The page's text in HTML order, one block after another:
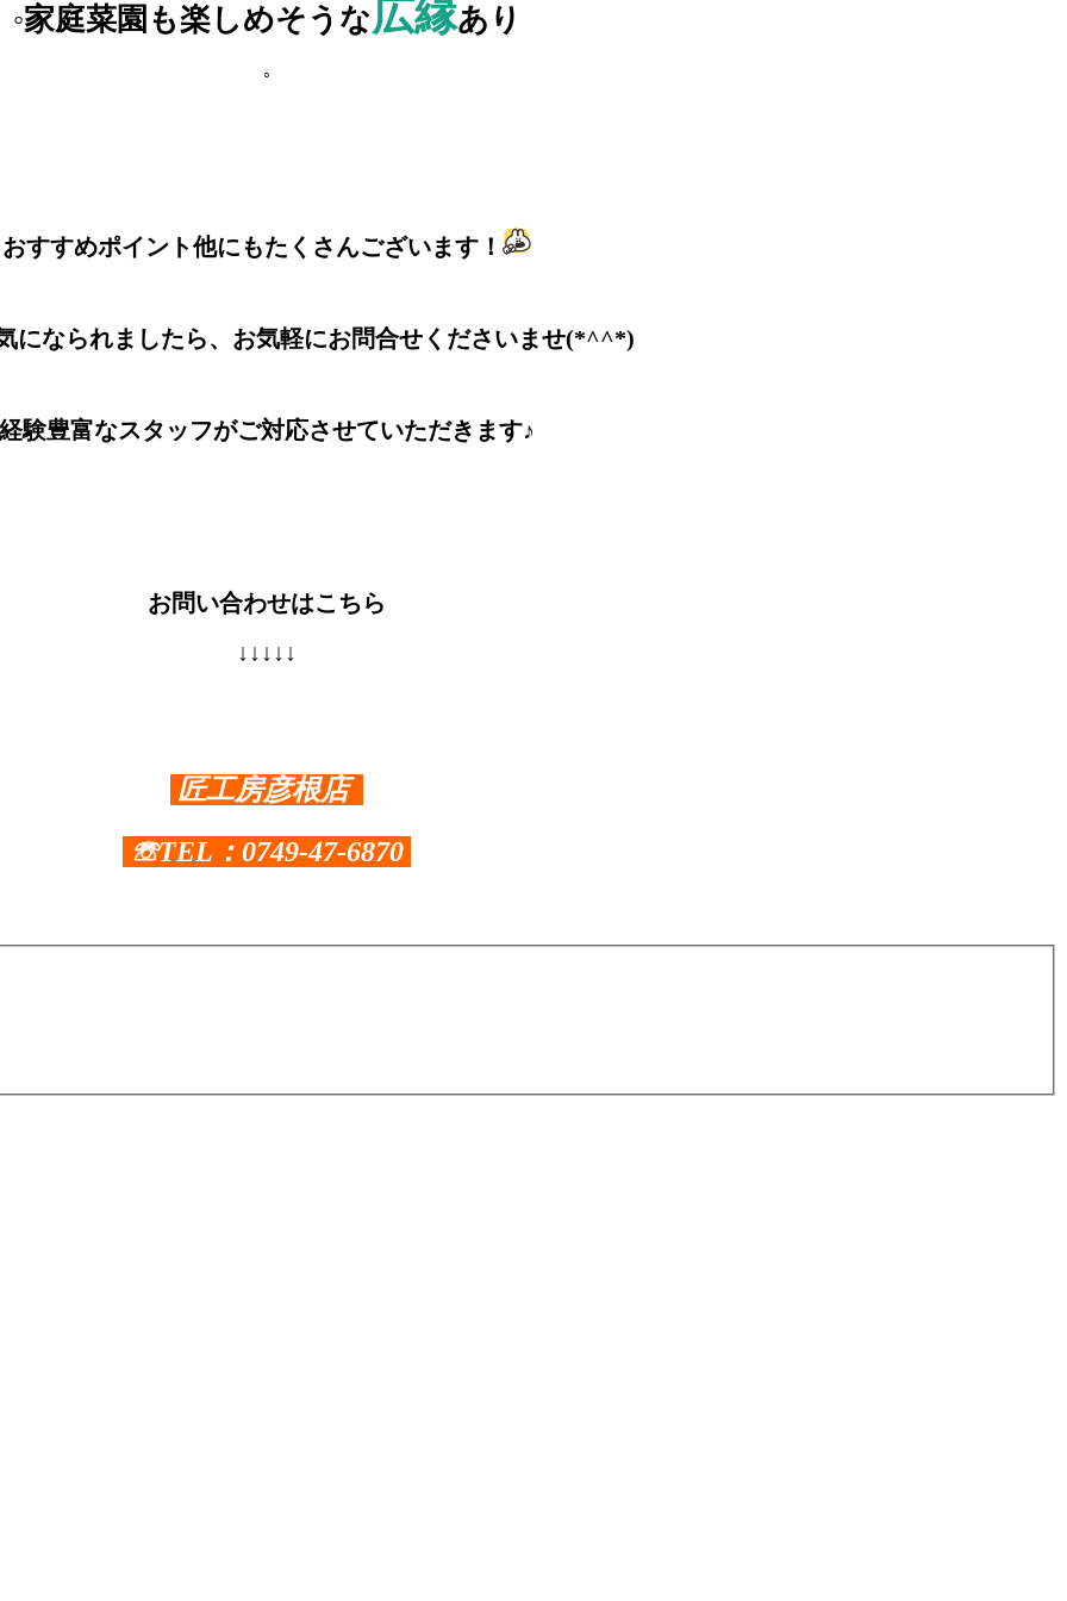
◦家庭菜園も楽しめそうな広縁あり
◦
おすすめポイント他にもたくさんございます！
になられましたら、お気軽にお問合せくださいませ(*^^*)
経験豊富なスタッフがご対応させていただきます♪
お問い合わせはこちら
↓↓↓↓↓
匠工房彦根店
☏TEL：0749-47-6870